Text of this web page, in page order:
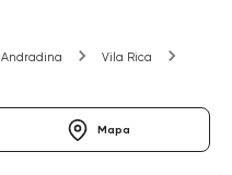
Andradina
Vila Rica
Mapa